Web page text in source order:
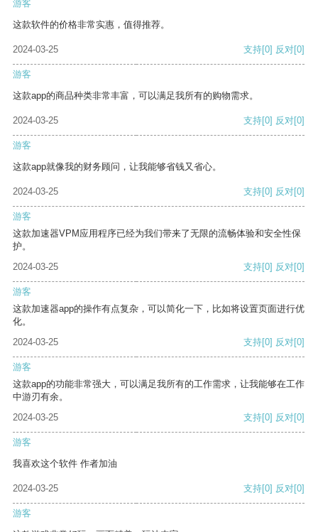
游客
这款软件的价格非常实惠，值得推荐。
2024-03-25 支持[0] 反对[0]
游客
这款app的商品种类非常丰富，可以满足我所有的购物需求。
2024-03-25 支持[0] 反对[0]
游客
这款app就像我的财务顾问，让我能够省钱又省心。
2024-03-25 支持[0] 反对[0]
游客
这款加速器VPM应用程序已经为我们带来了无限的流畅体验和安全性保
护。
2024-03-25
支持[0] 反对[0]
游客
这款加速器app的操作有点复杂，可以简化一下，比如将设置页面进行优
化。
2024-03-25
支持[0] 反对[0]
游客
这款app的功能非常强大，可以满足我所有的工作需求，让我能够在工作
中游刃有余。
2024-03-25
支持[0] 反对[0]
游客
我喜欢这个软件 作者加油
2024-03-25 支持[0] 反对[0]
游客